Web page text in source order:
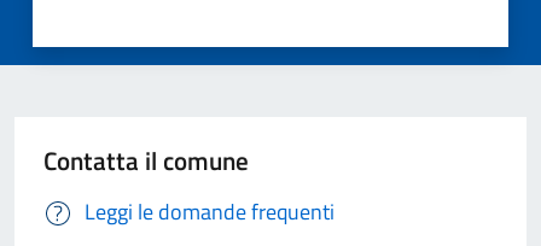
Contatta il comune
Leggi le domande frequenti